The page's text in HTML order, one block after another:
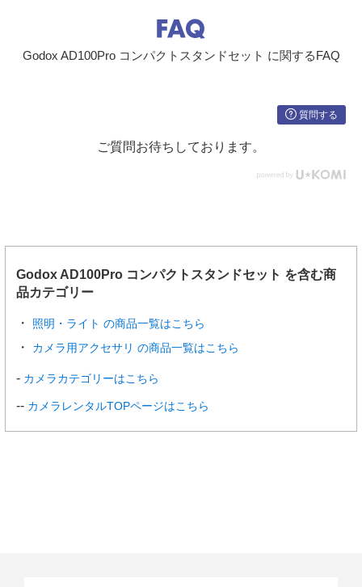
Godox AD100Pro コンパクトスタンドセット に関するFAQ
質問する
ご質問お待ちしております。
Godox AD100Pro コンパクトスタンドセット を含む商
品カテゴリー
照明・ライト の商品一覧はこちら
カメラ用アクセサリ の商品一覧はこちら
カメラカテゴリーはこちら
カメラレンタルTOPページはこちら